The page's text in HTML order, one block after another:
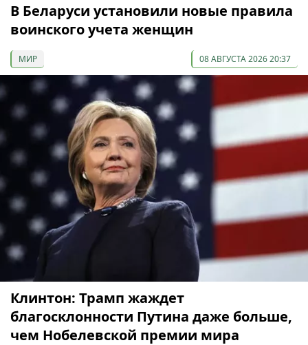
В Беларуси установили новые правила
воинского учета женщин
МИР 08 АВГУСТА 2026 20:37
Клинтон: Трамп жаждет
благосклонности Путина даже больше,
чем Нобелевской премии мира